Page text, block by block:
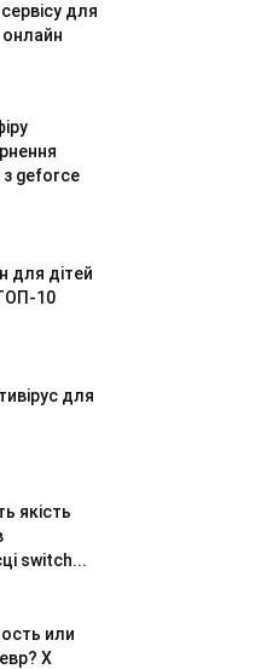
для
онлайн
з geforce
для дітей
10
для
якість
switch...
или
X